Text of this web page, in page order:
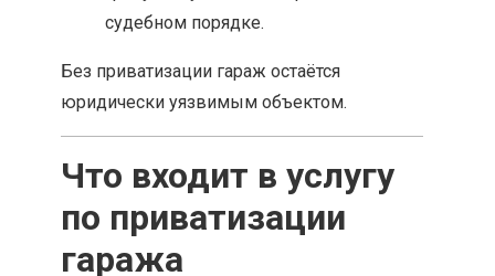
судебном порядке.
Без приватизации гараж остаётся
юридически уязвимым объектом.
Что входит в услугу
по приватизации
гаража